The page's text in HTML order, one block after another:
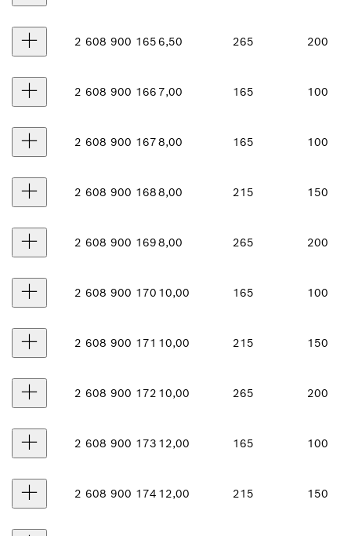
2 608 900 1656,50 265 200
2 608 900 166 7,00 165 100
2 608 900 1678,00 165 100
2 608 900 1688,00 215 150
2 608 900 1698,00 265 200
2 608 900 170 10,00 165 100
2 608 900 171 10,00 215 150
2 608 900 172 10,00 265 200
2 608 900 173 12,00 165 100
2 608 900 174 12,00 215 150